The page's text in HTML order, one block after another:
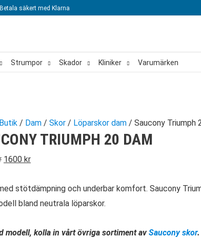
Betala säkert med Klarna
Strumpor Skador Kliniker Varumärken
Butik / Dam / Skor / Löparskor dam / Saucony Triumph
TRIUMPH 20 DAM
Det
priset
var:
1600 krDet
priset
är:
stötdämpning och underbar komfort. Saucony
bland neutrala löparskor.
modell, kolla in vårt övriga sortiment avSaucony skor.